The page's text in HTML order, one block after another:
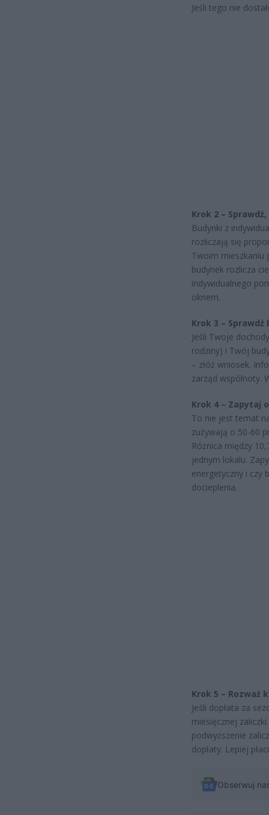
Jeśli tego nie
Krok 2 –
Budynki z
rozliczają się
Twoim mieszkaniu
budynek rozlicza
indywidualnego
oknem.
Krok 3 – Sprawdź
Jeśli Twoje
rodziny) i Twój
– złóż wniosek.
zarząd wspólnoty.
Krok 4 – Zapytaj
To nie jest temat
zużywają o 50-60
Różnica między
jednym lokalu.
energetyczny i czy
docieplenia.
Krok 5 – Rozważ
Jeśli dopłata za
miesięcznej
podwyższenie
dopłaty. Lepiej
Obserwuj